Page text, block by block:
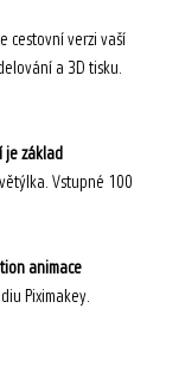
cestovní verzi vaší
a 3D tisku.
základ
Vstupné 100
animace
Piximakey.